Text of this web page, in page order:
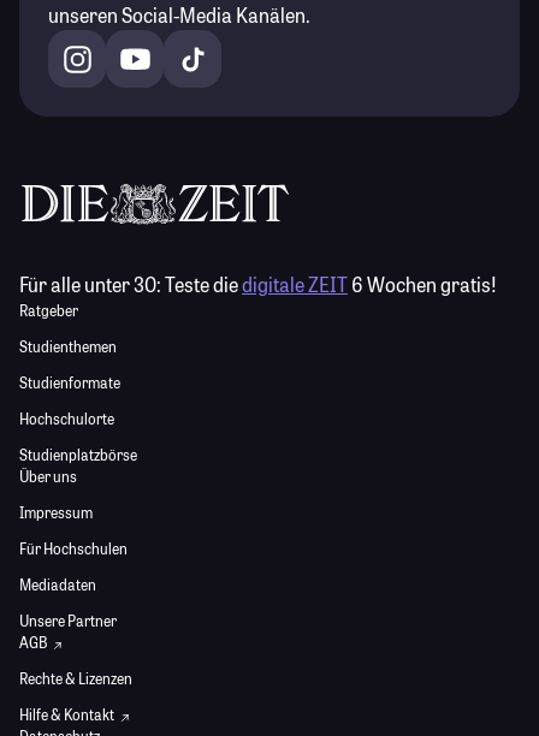
unseren Social-Media Kanälen.
Für alle unter 30:Teste diedigitale ZEIT6 Wochen gratis!
Ratgeber
Studienthemen
Studienformate
Hochschulorte
Studienplatzbörse
Über uns
Impressum
Für Hochschulen
Mediadaten
Unsere Partner
AGB
Rechte & Lizenzen
Hilfe & Kontakt